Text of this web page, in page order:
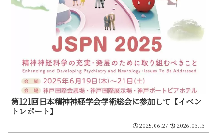
第121回日本精神神経学会学術総会に参加して【イベン
トレポート】
2025.06.27 2026.03.13